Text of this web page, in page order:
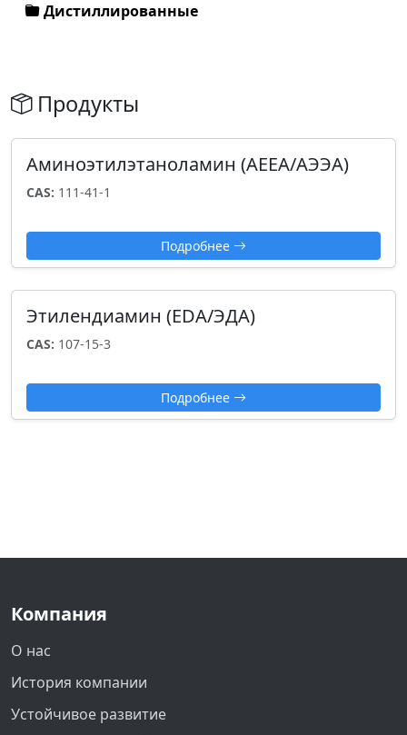
Дистиллированные
Продукты
Аминоэтилэтаноламин (AEEA/АЭЭА)
CAS: 111-41-1
Подробнее
Этилендиамин (EDA/ЭДА)
CAS: 107-15-3
Подробнее
Компания
О нас
История компании
Устойчивое развитие